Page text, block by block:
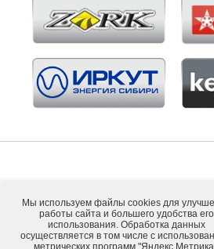
Copyright © 2026.
Мы используем файлы cookies для
работы сайта и большего удобства его
использования. Обработка данных
осуществляется в том числе с
метрических программ